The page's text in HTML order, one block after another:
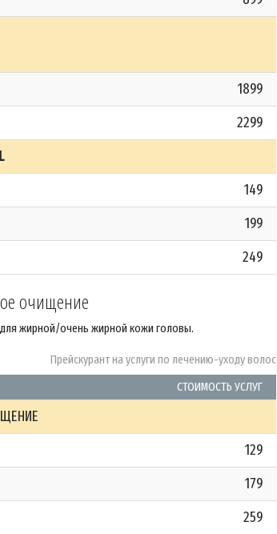
1899
2299
149
199
249
очищение
жирной/очень жирной кожи головы.
Прейскурант на услуги по лечению-уходу волос
СТОИМОСТЬ УСЛУГ
129
179
259